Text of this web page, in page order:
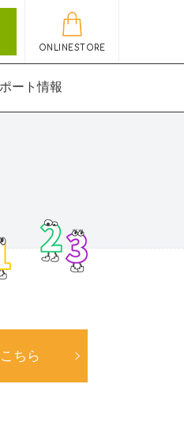
ONLINESTORE
ート情報
ちら